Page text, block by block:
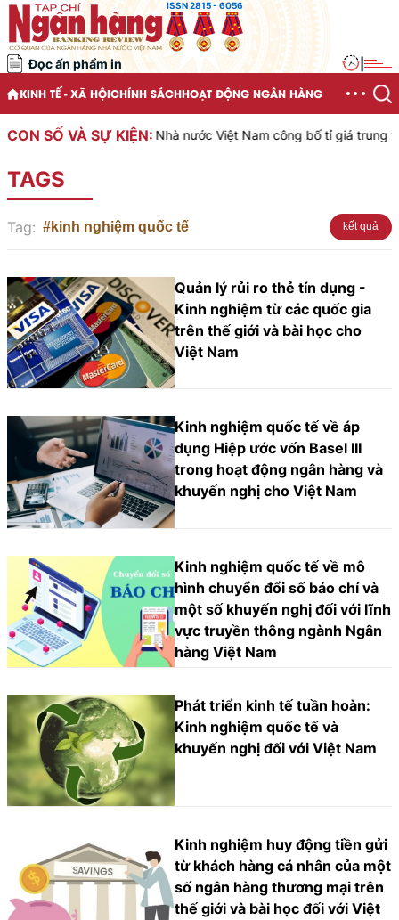
ISSN 2815 - 6056
Đọc ấn phẩm in
KINH TẾ - XÃ HỘICHÍNH SÁCHHOẠT ĐỘNG NGÂN HÀNG
CON SỐ VÀ SỰ KIỆN:
Ngân hàng Nhà nước Việt Nam công bố tỉ giá trung
TAGS
Tag: #kinh nghiệm quốc tế kết quả
Quản lý rủi ro thẻ tín dụng -
Kinh nghiệm từ các quốc gia
trên thế giới và bài học cho
Việt Nam
Kinh nghiệm quốc tế về áp
dụng Hiệp ước vốn Basel III
trong hoạt động ngân hàng và
khuyến nghị cho Việt Nam
Kinh nghiệm quốc tế về mô
hình chuyển đổi số báo chí và
một số khuyến nghị đối với lĩnh
vực truyền thông ngành Ngân
hàng Việt Nam
Phát triển kinh tế tuần hoàn:
Kinh nghiệm quốc tế và
khuyến nghị đối với Việt Nam
Kinh nghiệm huy động tiền gửi
từ khách hàng cá nhân của một
số ngân hàng thương mại trên
thế giới và bài học đối với Việt